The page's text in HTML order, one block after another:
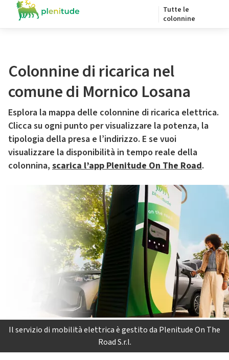
Tutte le
colonnine
Colonnine di ricarica nel
comune di Mornico Losana
Esplora la mappa delle colonnine di ricarica elettrica.
Clicca su ogni punto per visualizzare la potenza, la
tipologia della presa e l’indirizzo. E se vuoi
visualizzare la disponibilità in tempo reale della
colonnina, scarica l’app Plenitude On The Road.
Il servizio di mobilità elettrica è gestito da Plenitude On The
Road S.r.l.